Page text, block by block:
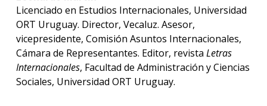
Licenciado en Estudios Internacionales, Universidad
ORT Uruguay. Director, Vecaluz. Asesor,
vicepresidente, Comisión Asuntos Internacionales,
Cámara de Representantes. Editor, revista Letras
Internacionales, Facultad de Administración y Ciencias
Sociales, Universidad ORT Uruguay.